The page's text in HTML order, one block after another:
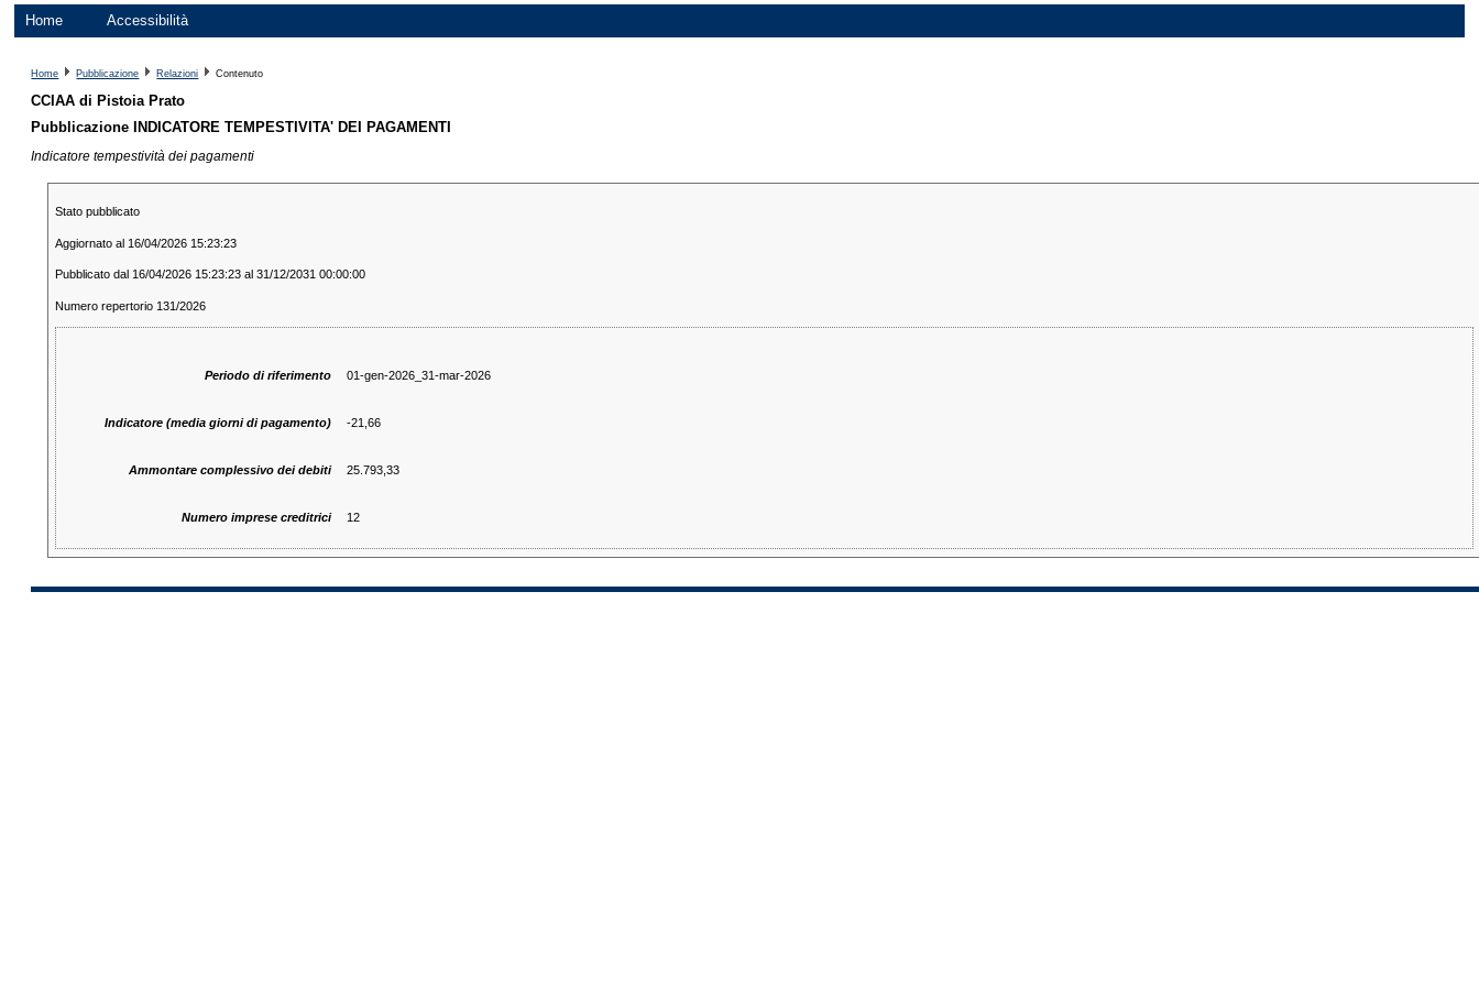
Home Accessibilità
Home Pubblicazione Relazioni Contenuto
CCIAA di Pistoia Prato
Pubblicazione INDICATORE TEMPESTIVITA' DEI PAGAMENTI
Indicatore tempestività dei pagamenti
Stato pubblicato
Aggiornato al 16/04/2026 15:23:23
Pubblicato dal 16/04/2026 15:23:23 al 31/12/2031 00:00:00
Numero repertorio 131/2026
Periodo di riferimento 01-gen-2026_31-mar-2026
Indicatore (media giorni di pagamento) -21,66
Ammontare complessivo dei debiti 25.793,33
Numero imprese creditrici 12